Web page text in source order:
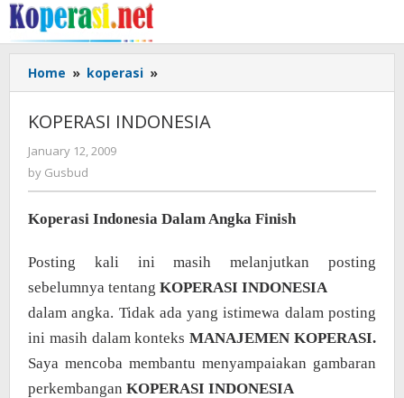
Skip
to
content
Home » koperasi »
INDONESIA
KOPERASI INDONESIA
January 12, 2009
by Gusbud
Koperasi Indonesia Dalam Angka Finish
Posting kali ini masih melanjutkan posting
sebelumnya tentang KOPERASI INDONESIA
dalam angka. Tidak ada yang istimewa dalam posting
ini masih dalam konteksMANAJEMEN KOPERASI.
Saya mencoba membantu menyampaiakan gambaran
perkembangan KOPERASI INDONESIA